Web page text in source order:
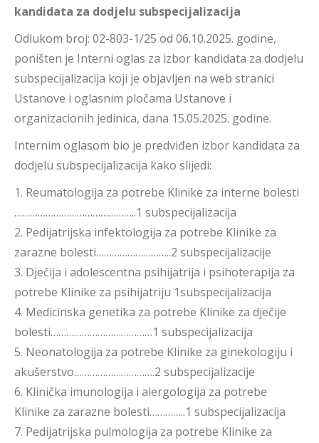
kandidata za dodjelu subspecijalizacija
Odlukom broj: 02-803-1/25 od 06.10.2025. godine,
poništen je Interni oglas za izbor kandidata za dodjelu
subspecijalizacija koji je objavljen na web stranici
Ustanove i oglasnim pločama Ustanove i
organizacionih jedinica, dana 15.05.2025. godine.
Internim oglasom bio je predviđen izbor kandidata za
dodjelu subspecijalizacija kako slijedi:
1. Reumatologija za potrebe Klinike za interne bolesti
………………………………………..1 subspecijalizacija
2. Pedijatrijska infektologija za potrebe Klinike za
zarazne bolesti………………………..2 subspecijalizacije
3. Dječija i adolescentna psihijatrija i psihoterapija za
potrebe Klinike za psihijatriju 1subspecijalizacija
4. Medicinska genetika za potrebe Klinike za dječije
bolesti…………………………………1 subspecijalizacija
5. Neonatologija za potrebe Klinike za ginekologiju i
akušerstvo………………………….2 subspecijalizacije
6. Klinička imunologija i alergologija za potrebe
Klinike za zarazne bolesti…………..1 subspecijalizacija
7. Pedijatrijska pulmologija za potrebe Klinike za